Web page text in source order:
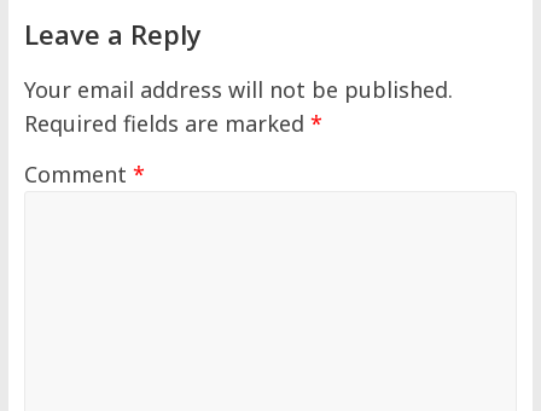
Leave a Reply
Your email address will not be published.
Required fields are marked *
Comment *